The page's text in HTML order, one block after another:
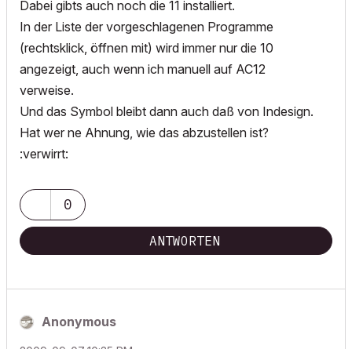
Dabei gibts auch noch die 11 installiert.
In der Liste der vorgeschlagenen Programme
(rechtsklick, öffnen mit) wird immer nur die 10
angezeigt, auch wenn ich manuell auf AC12
verweise.
Und das Symbol bleibt dann auch daß von Indesign.
Hat wer ne Ahnung, wie das abzustellen ist?
:verwirrt:
0
ANTWORTEN
Anonymous